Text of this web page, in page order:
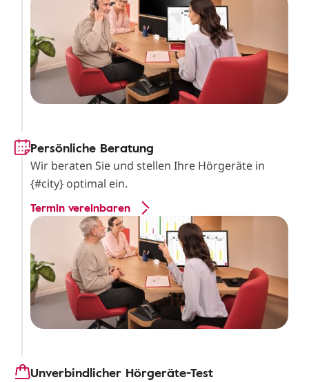
Persönliche Beratung
Wir beraten Sie und stellen Ihre Hörgeräte in
{#city} optimal ein.
Termin vereinbaren
Unverbindlicher Hörgeräte-Test